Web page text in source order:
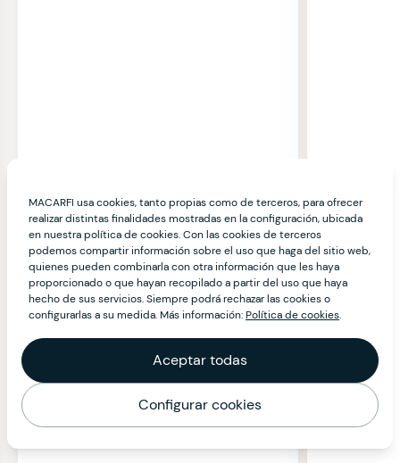
MACARFI usa cookies, tanto propias como de terceros, para ofrecer
realizar distintas finalidades mostradas en la configuración, ubicada
en nuestra política de cookies. Con las cookies de terceros
podemos compartir información sobre el uso que haga del sitio web,
quienes pueden combinarla con otra información que les haya
proporcionado o que hayan recopilado a partir del uso que haya
hecho de sus servicios. Siempre podrá rechazar las cookies o
configurarlas a su medida. Más información:Política de cookies.
Aceptar todas
Configurar cookies